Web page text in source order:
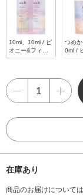
10ml、10ml / ピ
オニー&フィグ
の香り
つめ
0ml /
在庫あり
商品のお届けについては